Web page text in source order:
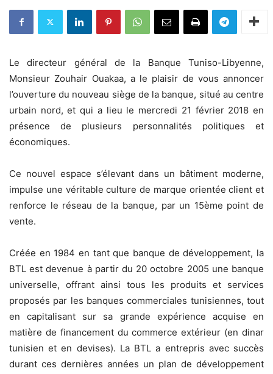
Le directeur général de la Banque Tuniso-Libyenne,
Monsieur Zouhair Ouakaa, a le plaisir de vous annoncer
l’ouverture du nouveau siège de la banque, situé au centre
urbain nord, et qui a lieu le mercredi 21 février 2018 en
présence de plusieurs personnalités politiques et
économiques.
Ce nouvel espace s’élevant dans un bâtiment moderne,
impulse une véritable culture de marque orientée client et
renforce le réseau de la banque, par un 15ème point de
vente.
Créée en 1984 en tant que banque de développement, la
BTL est devenue à partir du 20 octobre 2005 une banque
universelle, offrant ainsi tous les produits et services
proposés par les banques commerciales tunisiennes, tout
en capitalisant sur sa grande expérience acquise en
matière de financement du commerce extérieur (en dinar
tunisien et en devises). La BTL a entrepris avec succès
durant ces dernières années un plan de développement